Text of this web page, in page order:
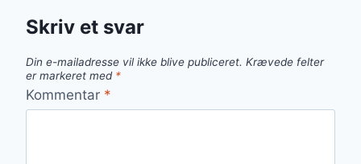
Skriv et svar
Din e-mailadresse vil ikke blive publiceret. Krævede felter
er markeret med *
Kommentar *